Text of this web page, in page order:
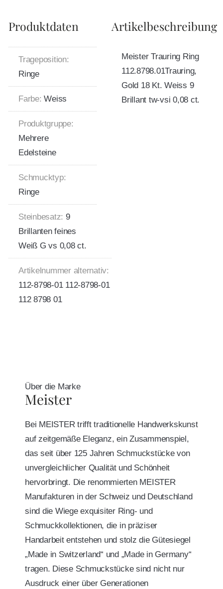
Produktdaten
Trageposition:
Ringe
Farbe: Weiss
Produktgruppe:
Mehrere
Edelsteine
Schmucktyp:
Ringe
Steinbesatz: 9
Brillanten feines
Weiß G vs 0,08 ct.
Artikelnummer alternativ:
112-8798-01 112-8798-01
112 8798 01
Artikelbeschreibung
Meister Trauring Ring
112.8798.01Trauring,
Gold 18 Kt. Weiss 9
Brillant tw-vsi 0,08 ct.
Über die Marke
Meister
Bei MEISTER trifft traditionelle Handwerkskunst
auf zeitgemäße Eleganz, ein Zusammenspiel,
das seit über 125 Jahren Schmuckstücke von
unvergleichlicher Qualität und Schönheit
hervorbringt. Die renommierten MEISTER
Manufakturen in der Schweiz und Deutschland
sind die Wiege exquisiter Ring- und
Schmuckkollektionen, die in präziser
Handarbeit entstehen und stolz die Gütesiegel
„Made in Switzerland“ und „Made in Germany“
tragen. Diese Schmuckstücke sind nicht nur
Ausdruck einer über Generationen